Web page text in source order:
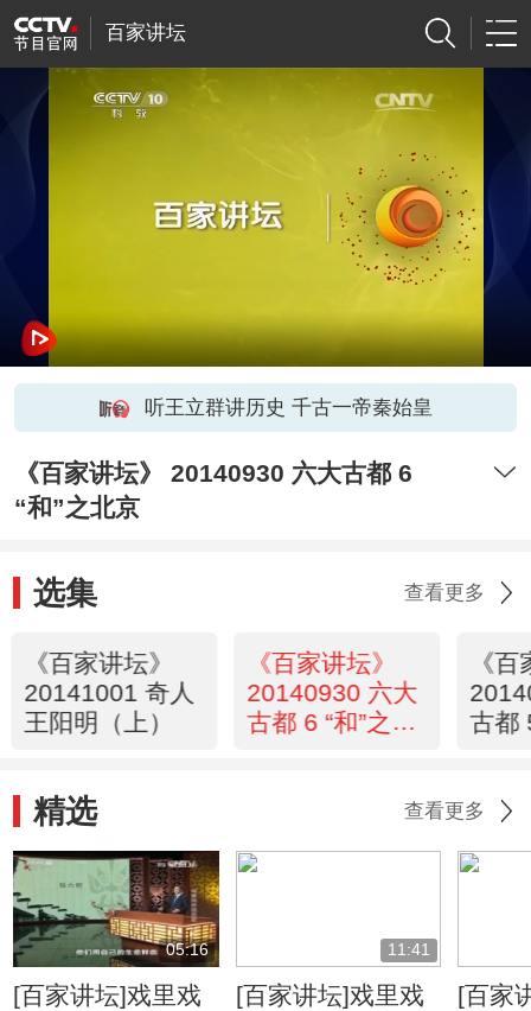
百家讲坛
听王立群讲历史 千古一帝秦始皇
《百家讲坛》 20140930 六大古都 6
“和”之北京
选集 查看更多
《百家讲坛》
20141001 奇人
王阳明（上）
《百家讲坛》
20140930 六大
古都 6 “和”之北
《
古都
精选 查看更多
05:16
[百家讲坛]戏里戏
11:41
[百家讲坛]戏里戏
[百家